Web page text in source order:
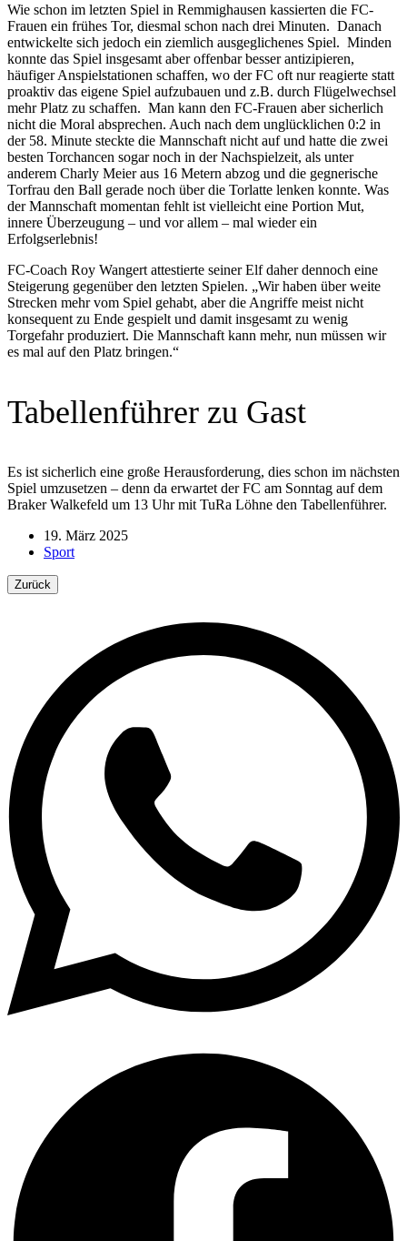
Wie schon im letzten Spiel in Remmighausen kassierten die FC-
Frauen ein frühes Tor, diesmal schon nach drei Minuten. Danach
entwickelte sich jedoch ein ziemlich ausgeglichenes Spiel. Minden
konnte das Spiel insgesamt aber offenbar besser antizipieren,
häufiger Anspielstationen schaffen, wo der FC oft nur reagierte statt
proaktiv das eigene Spiel aufzubauen und z.B. durch Flügelwechsel
mehr Platz zu schaffen. Man kann den FC-Frauen aber sicherlich
nicht die Moral absprechen. Auch nach dem unglücklichen 0:2 in
der 58. Minute steckte die Mannschaft nicht auf und hatte die zwei
besten Torchancen sogar noch in der Nachspielzeit, als unter
anderem Charly Meier aus 16 Metern abzog und die gegnerische
Torfrau den Ball gerade noch über die Torlatte lenken konnte. Was
der Mannschaft momentan fehlt ist vielleicht eine Portion Mut,
innere Überzeugung – und vor allem – mal wieder ein
Erfolgserlebnis!
FC-Coach Roy Wangert attestierte seiner Elf daher dennoch eine
Steigerung gegenüber den letzten Spielen. „Wir haben über weite
Strecken mehr vom Spiel gehabt, aber die Angriffe meist nicht
konsequent zu Ende gespielt und damit insgesamt zu wenig
Torgefahr produziert. Die Mannschaft kann mehr, nun müssen wir
es mal auf den Platz bringen.“
Tabellenführer zu Gast
Es ist sicherlich eine große Herausforderung, dies schon im nächsten
Spiel umzusetzen – denn da erwartet der FC am Sonntag auf dem
Braker Walkefeld um 13 Uhr mit TuRa Löhne den Tabellenführer.
19. März 2025
Sport